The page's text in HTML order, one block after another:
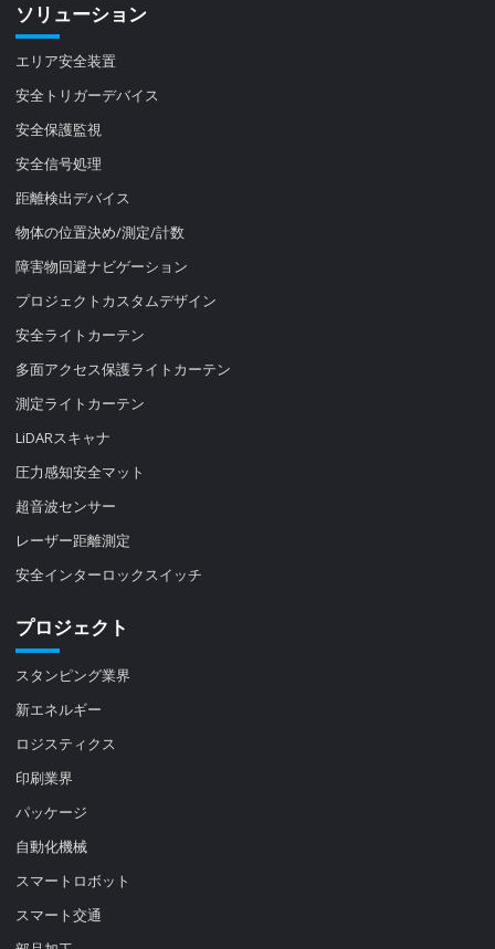
ソリューション
エリア安全装置
安全トリガーデバイス
安全保護監視
安全信号処理
距離検出デバイス
物体の位置決め/測定/計数
障害物回避ナビゲーション
プロジェクトカスタムデザイン
安全ライトカーテン
多面アクセス保護ライトカーテン
測定ライトカーテン
LiDARスキャナ
圧力感知安全マット
超音波センサー
レーザー距離測定
安全インターロックスイッチ
プロジェクト
スタンピング業界
新エネルギー
ロジスティクス
印刷業界
パッケージ
自動化機械
スマートロボット
スマート交通